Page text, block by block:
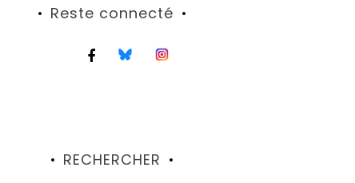
Reste connecté
RECHERCHER